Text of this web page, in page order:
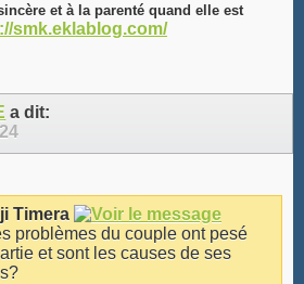
et à la parenté quand elle est
smk.eklablog.com/
a dit:
Timera
problèmes du couple ont pesé
et sont les causes de ses